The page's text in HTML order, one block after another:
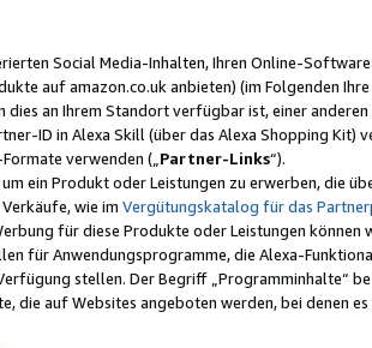
Social Media-Inhalten, Ihren Online-
auf amazon.co.uk anbieten) (im Folgenden Ihre „
an Ihrem Standort verfügbar ist, einer anderen
ID in Alexa Skill (über das Alexa Shopping Kit)
verwenden („ Partner-Links“).
ein Produkt oder Leistungen zu erwerben, die
wie im Vergütungskatalog für das
für diese Produkte oder Leistungen können
für Anwendungsprogramme, die Alexa-
stellen. Der Begriff „Programminhalte“
auf Websites angeboten werden, bei denen